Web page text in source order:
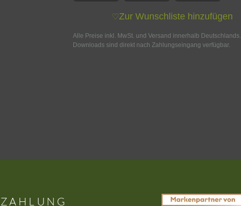
♡Zur Wunschliste hinzufügen
Alle Preise inkl. MwSt. und Versand innerhalb Deutschlands.
Downloads sind direkt nach Zahlungseingang verfügbar.
ZAHLUNG